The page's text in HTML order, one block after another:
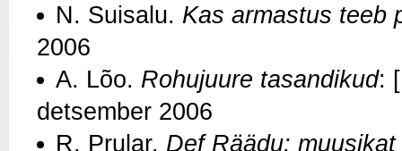
N. Suisalu. Kas armastus teeb
2006
A. Lõo. Rohujuure tasandikud:
detsember 2006
R. Prular. Def Räädu: